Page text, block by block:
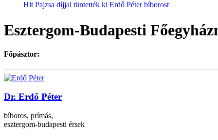
Hit Pajzsa díjjal tüntették ki Erdő Péter bíborost
Esztergom-Budapesti
Főpásztor:
Dr. Erdő Péter
bíboros, prímás,
esztergom-budapesti érsek